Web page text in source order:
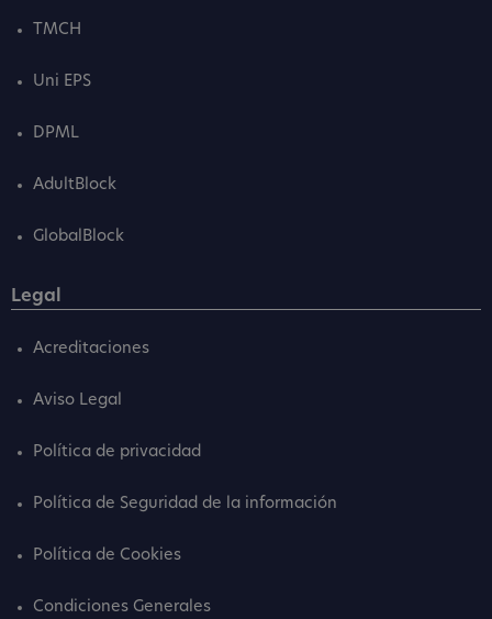
TMCH
Uni EPS
DPML
AdultBlock
GlobalBlock
Legal
Acreditaciones
Aviso Legal
Política de privacidad
Política de Seguridad de la información
Política de Cookies
Condiciones Generales